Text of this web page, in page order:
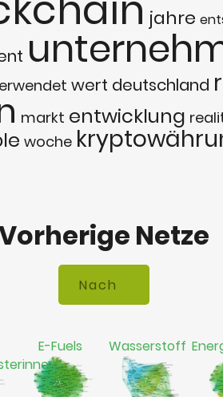
jahre
wert deutschland
markt entwicklung
woche
Netze
E-Fuels Wasserstoff